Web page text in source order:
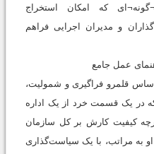
که امکان استخراج
و مدیران اجرایی فراهم
عمل جامع
قلمرو فراگیری و شمولیت،
که در یک قسمت خرد از یک اداره
کیفیت کارش بر کل سازمان
به مراتب، با یک سیاست‌گذاری